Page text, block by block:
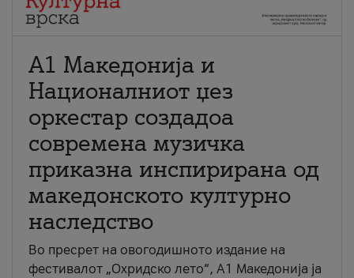
А1 Македонија и
Националниот џез
оркестар создадоа
современа музичка
приказна инспирирана од
македонското културно
наследство
Во пресрет на овогодишното издание на
фестивалот „Охридско лето“, А1 Македонија ја